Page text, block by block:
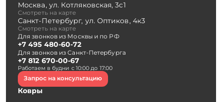
Москва, ул. Котляковская, 3с1
Смотреть на карте
Санкт-Петербург, ул. Оптиков, 4к3
Смотреть на карте
Для звонков из Москвы и по РФ
+7 495 480-60-72
Для звонков из Санкт-Петербурга
+7 812 670-00-67
Работаем в будни с 10:00 до 17:00
Запрос на консультацию
Ковры